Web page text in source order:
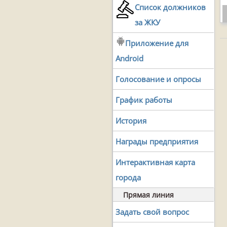
Список должников
за ЖКУ
Приложение для
Android
Голосование и опросы
График работы
История
Награды предприятия
Интерактивная карта
города
Прямая линия
Задать свой вопрос